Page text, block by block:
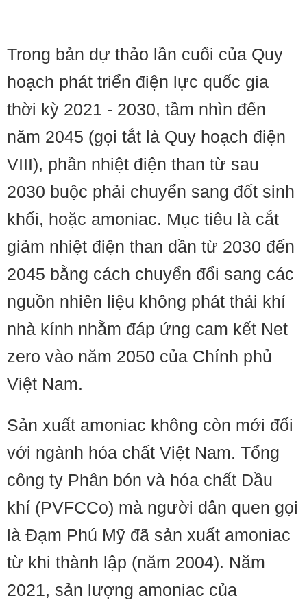
Trong bản dự thảo lần cuối của Quy
hoạch phát triển điện lực quốc gia
thời kỳ 2021 - 2030, tầm nhìn đến
năm 2045 (gọi tắt là Quy hoạch điện
VIII), phần nhiệt điện than từ sau
2030 buộc phải chuyển sang đốt sinh
khối, hoặc amoniac. Mục tiêu là cắt
giảm nhiệt điện than dần từ 2030 đến
2045 bằng cách chuyển đổi sang các
nguồn nhiên liệu không phát thải khí
nhà kính nhằm đáp ứng cam kết Net
zero vào năm 2050 của Chính phủ
Việt Nam.
Sản xuất amoniac không còn mới đối
với ngành hóa chất Việt Nam. Tổng
công ty Phân bón và hóa chất Dầu
khí (PVFCCo) mà người dân quen gọi
là Đạm Phú Mỹ đã sản xuất amoniac
từ khi thành lập (năm 2004). Năm
2021, sản lượng amoniac của